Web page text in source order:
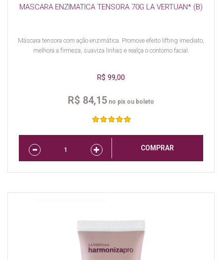
MASCARA ENZIMATICA TENSORA 70G LA VERTUAN* (B)
Máscara tensora com ação enzimática. Promove efeito lifting imediato,
melhora a firmeza, suaviza linhas e realça o contorno facial.
R$ 99,00
R$ 84,15 no pix ou boleto
COMPRAR